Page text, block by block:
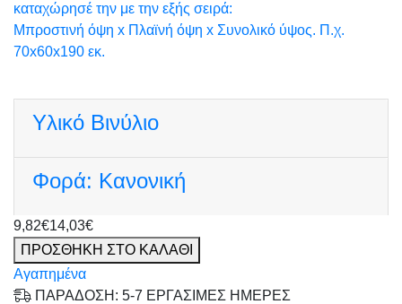
καταχώρησέ την με την εξής σειρά:
Μπροστινή όψη x Πλαϊνή όψη x Συνολικό ύψος. Π.χ.
70x60x190 εκ.
Υλικό Βινύλιο
Φορά: Κανονική
9,82€14,03€
ΠΡΟΣΘΗΚΗ ΣΤΟ ΚΑΛΑΘΙ
Αγαπημένα
ΠΑΡΑΔΟΣΗ: 5-7 ΕΡΓΑΣΙΜΕΣ ΗΜΕΡΕΣ